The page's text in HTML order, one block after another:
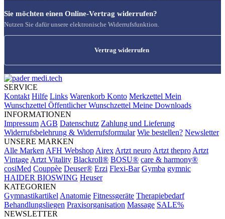
Sie möchten einen Online-Vertrag widerrufen?
Nutzen Sie dafür unsere elektronische Widerrufsfunktion.
Vertrag widerrufen
SERVICE
Kontakt Hilfe Links Warenkorb Konto Merkzettel Mein
Wunschzettel Öffentlicher Wunschzettel Meine Downloads
INFORMATIONEN
Impressum AGB Datenschutz Zahlung und Lieferung
Widerrufsbelehrung & Widerrufsformular Wie bestellen? Newsletter
UNSERE MARKEN
Alle Marken AFH Webshop Airex Artzt neuro Artzt thepro Artzt
Vintage Artzt Vitality Blackroll® BOSU® care & harmony®
cosiMed Couppèe Deuser® Erzi Flexi-Bar Gymba gymnic
HAIDER BIOSWING Heuser
KATEGORIEN
Gymnastikartikel Anatomie Fitnessgeräte Therapiebedarf
Behandlungsliegen Praxisorganisation Massage SALE%
NEWSLETTER